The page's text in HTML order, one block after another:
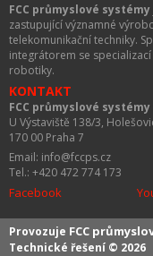
FCC průmyslové systémy
zastupující významné
telekomunikační techniky.
integrátorem se
robotiky.
KONTAKT
FCC průmyslové
U Výstaviště 138/3,
170 00 Praha 7
Email: info@fccps.cz
Tel.: +420 472 774 173
Facebook
Provozuje FCC
Technické řešení © 2026